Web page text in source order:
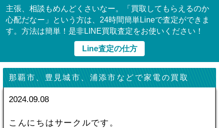
主張、相談もめんどくさいなー。「買取してもらえるのか
心配だなー」という方は、24時間簡単Lineで査定ができま
す。方法は簡単！是非LINE買取査定をお使いください！
Line査定の仕方
那覇市、豊見城市、浦添市などで家電の買取
2024.09.08
こんにちはサークルです。